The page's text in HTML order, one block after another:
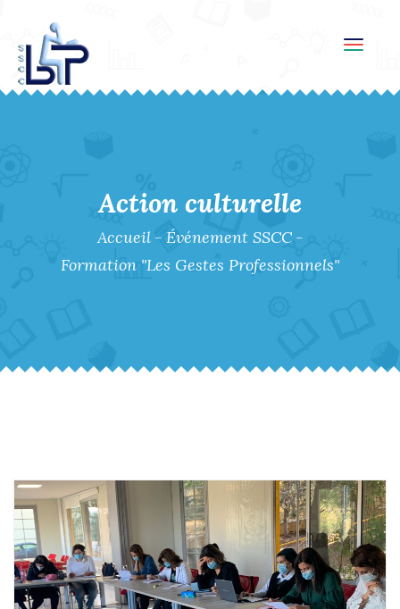
Action culturelle
Accueil - Événement SSCC -
Formation "Les Gestes Professionnels"